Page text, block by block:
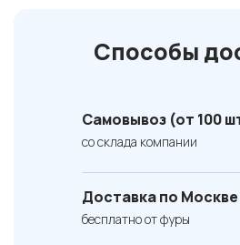
Способы
Самовывоз (от 100
со склада компании
Доставка по Москве
бесплатно от фуры